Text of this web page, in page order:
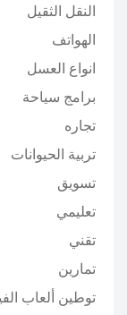
النقل الثقيل
الهواتف
انواع العسل
برامج سياحة
تجاره
تربية الحيوانات
تسويق
تعليمي
تقني
تمارين
توطين ألعاب